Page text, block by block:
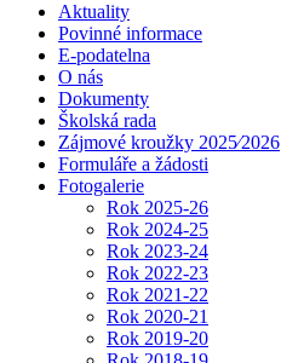
Aktuality
Povinné informace
E-podatelna
O nás
Dokumenty
Školská rada
Zájmové kroužky 2025⁄2026
Formuláře a žádosti
Fotogalerie
Rok 2025-26
Rok 2024-25
Rok 2023-24
Rok 2022-23
Rok 2021-22
Rok 2020-21
Rok 2019-20